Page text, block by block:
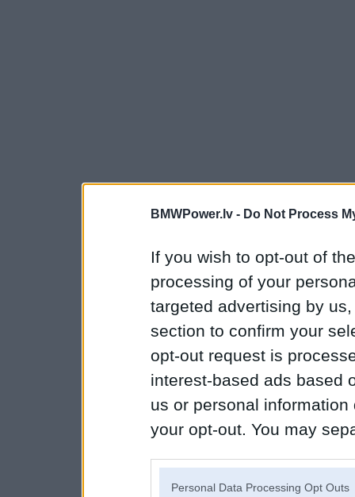
BMWPower.lv - Do Not Process
If you wish to opt-out of
processing of your
targeted advertising by
section to confirm your
opt-out request is
interest-based ads based
us or personal
your opt-out. You may
Personal Data Processing Opt Outs